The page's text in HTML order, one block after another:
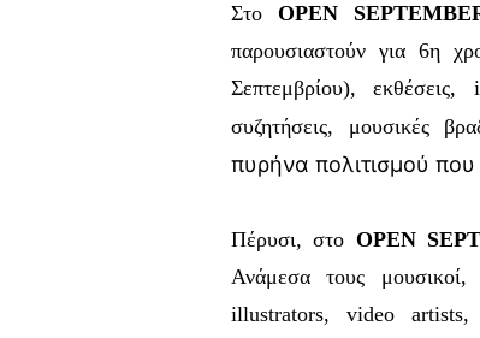
Στο OPEN
παρουσιαστούν για 6η
Σεπτεμβρίου), εκθέσεις,
συζητήσεις, μουσικές
πυρήνα πολιτισμού
Πέρυσι, στο OPEN
Ανάμεσα τους μουσικοί,
illustrators, video artists,